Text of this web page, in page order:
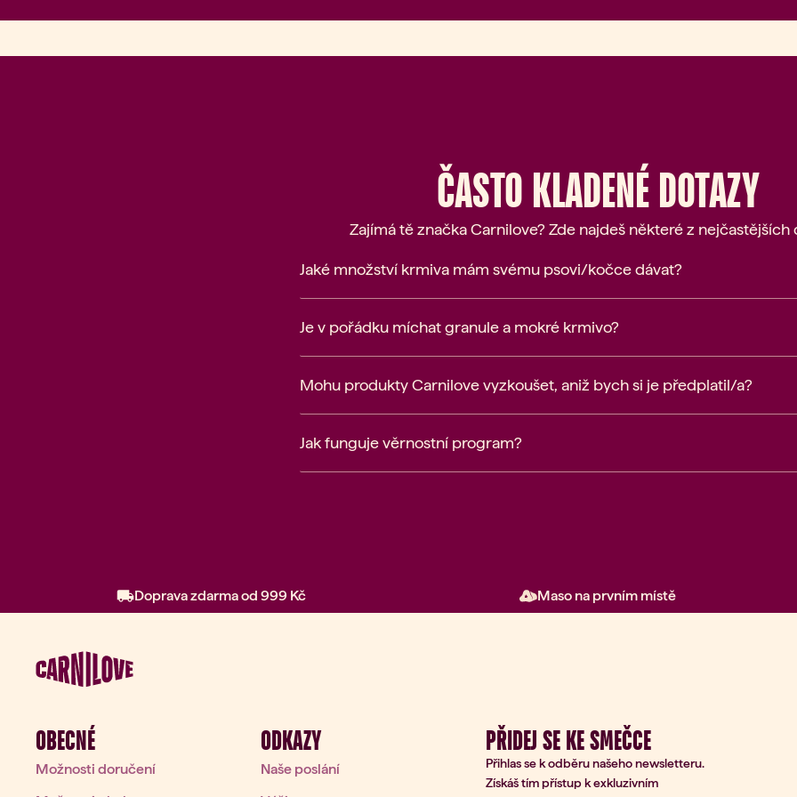
ČASTO KLADENÉ DOTAZY
Zajímá tě značka Carnilove? Zde najdeš některé z nejčastějších
Jaké množství krmiva mám svému psovi/kočce dávat?
Je v pořádku míchat granule a mokré krmivo?
Mohu produkty Carnilove vyzkoušet, aniž bych si je předplatil/a?
Jak funguje věrnostní program?
Doprava zdarma od 999 Kč Maso na prvním místě
OBECNÉ
Možnosti doručení
ODKAZY
Naše poslání
PŘIDEJ SE KE SMEČCE
Přihlas se k odběru našeho newsletteru.
Získáš tím přístup k exkluzivním